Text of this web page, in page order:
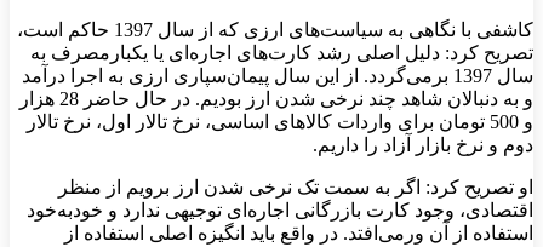
کاشفی با نگاهی به سیاست‌های ارزی که از سال 1397 حاکم است،
تصریح کرد: دلیل اصلی رشد کارت‌های اجاره‌ای یا یکبارمصرف به
سال 1397 برمی‌گردد. از این سال پیمان‌سپاری ارزی به اجرا درآمد
و به دنبالان شاهد چند نرخی شدن ارز بودیم. در حال حاضر 28 هزار
و 500 تومان برای واردات کالاهای اساسی، نرخ تالار اول، نرخ تالار
دوم و نرخ بازار آزاد را داریم.
او تصریح کرد: اگر به سمت تک نرخی شدن ارز برویم از منظر
اقتصادی، وجود کارت بازرگانی اجاره‌ای توجیهی ندارد و خودبه‌خود
استفاده از آن ورمی‌افتد. در واقع باید انگیزه اصلی استفاده از